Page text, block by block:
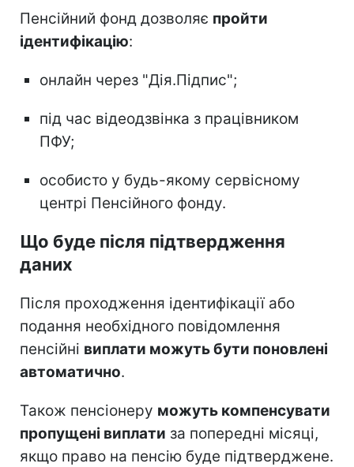
Пенсійний фонд дозволяє пройти
ідентифікацію:
онлайн через "Дія.Підпис";
під час відеодзвінка з працівником
ПФУ;
особисто у будь-якому сервісному
центрі Пенсійного фонду.
Що буде після підтвердження
даних
Після проходження ідентифікації або
подання необхідного повідомлення
пенсійні виплати можуть бути поновлені
автоматично.
Також пенсіонеру можуть компенсувати
пропущені виплати за попередні місяці,
якщо право на пенсію буде підтверджене.